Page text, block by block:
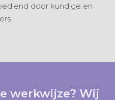
door kundige en
werkwijze? Wij